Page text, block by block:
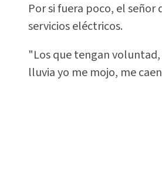
Por si fuera poco, el
servicios eléctricos.
"Los que tengan voluntad,
lluvia yo me mojo, me